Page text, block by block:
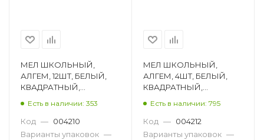
МЕЛ ШКОЛЬНЫЙ,
АЛГЕМ, 12ШТ, БЕЛЫЙ,
КВАДРАТНЫЙ,
НМБ-12
Есть в наличии: 353
Код — 004210
Варианты упаковок —
МЕЛ ШКОЛЬНЫЙ,
АЛГЕМ, 4ШТ, БЕЛЫЙ,
КВАДРАТНЫЙ,
НМБ-4
Есть в наличии: 795
Код — 004212
Варианты упаковок —